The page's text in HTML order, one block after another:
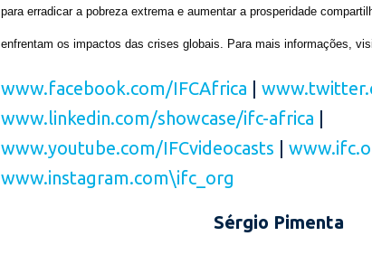
para erradicar a pobreza extrema e aumentar a prosperidade
enfrentam os impactos das crises globais. Para mais informações,
www.facebook.com/IFCAfrica |
www.linkedin.com/showcase/ifc-africa
www.youtube.com/IFCvideocasts |
www.instagram.com\ifc_org
Sérgio Pimenta